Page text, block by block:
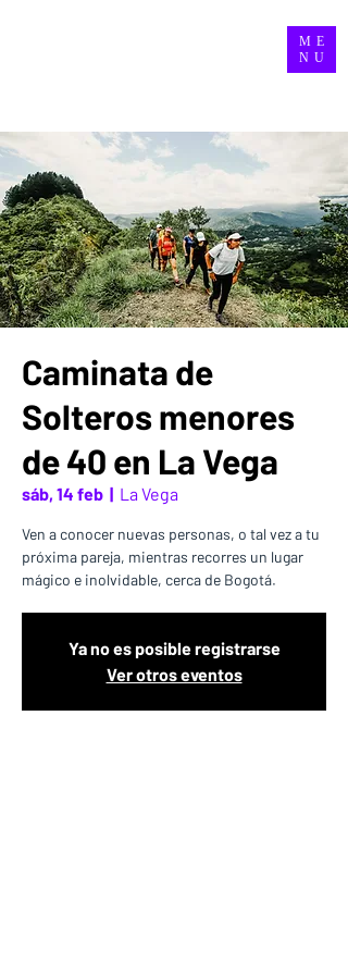
ME
NU
Caminata de
Solteros menores
de 40 en La Vega
sáb, 14 feb
  |
La Vega
Ven a conocer nuevas personas, o tal vez a tu
próxima pareja, mientras recorres un lugar
mágico e inolvidable, cerca de Bogotá.
Ya no es posible registrarse
Ver otros eventos